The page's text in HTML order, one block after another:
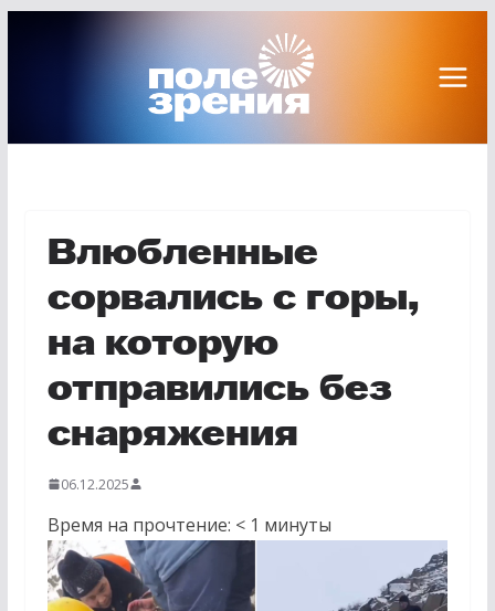
Влюбленные
сорвались с горы,
на которую
отправились без
снаряжения
06.12.2025
Время на прочтение: < 1 минуты